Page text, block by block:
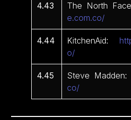
4.43 The North
e.com.co/
4.44 KitchenAid:
o/
4.45 Steve
co/